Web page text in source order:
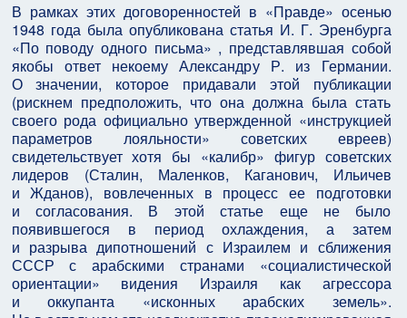
В рамках этих договоренностей в «Правде» осенью
1948 года была опубликована статья И. Г. Эренбурга
«По поводу одного письма» , представлявшая собой
якобы ответ некоему Александру Р. из Германии.
О значении, которое придавали этой публикации
(рискнем предположить, что она должна была стать
своего рода официально утвержденной «инструкцией
параметров лояльности» советских евреев)
свидетельствует хотя бы «калибр» фигур советских
лидеров (Сталин, Маленков, Каганович, Ильичев
и Жданов), вовлеченных в процесс ее подготовки
и согласования. В этой статье еще не было
появившегося в период охлаждения, а затем
и разрыва дипотношений с Израилем и сближения
СССР с арабскими странами «социалистической
ориентации» видения Израиля как агрессора
и оккупанта «исконных арабских земель».